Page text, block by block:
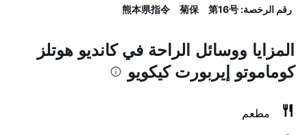
رقم الرخصة: 熊本県指令 菊保 第16号
المزايا ووسائل الراحة في كانديو هوتلز
كوماموتو إيربورت كيكويو
مطعم